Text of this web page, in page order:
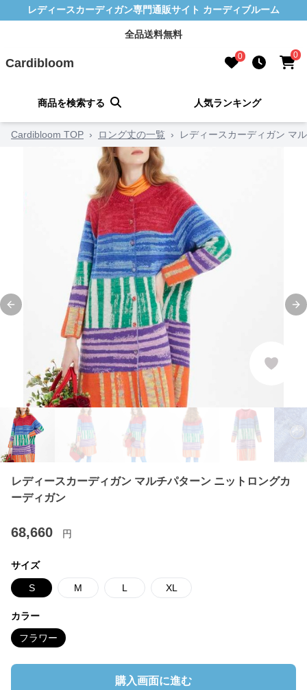
レディースカーディガン専門通販サイト カーディブルーム
全品送料無料
Cardibloom 0 0
商品を検索する 人気ランキング
Cardibloom TOP › ロング丈の一覧 › レディースカーディガン マ
Previous slide
レディースカーディガン マルチパターン ニットロングカ
ーディガン
68,660 円
サイズ
S M L XL
カラー
フラワー
購入画面に進む